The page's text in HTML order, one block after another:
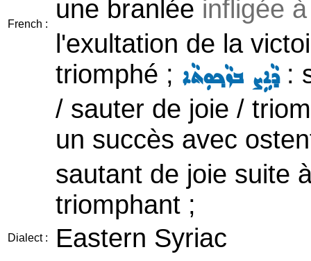
French :
une branlée infligée
l'exultation de la
triomphé ; ܕܵܐܹܨ ܒܙܵܟ݂ܘܼܬܵܐ:
/ sauter de joie /
un succès avec
sautant de joie suite
triomphant ;
Dialect : Eastern Syriac